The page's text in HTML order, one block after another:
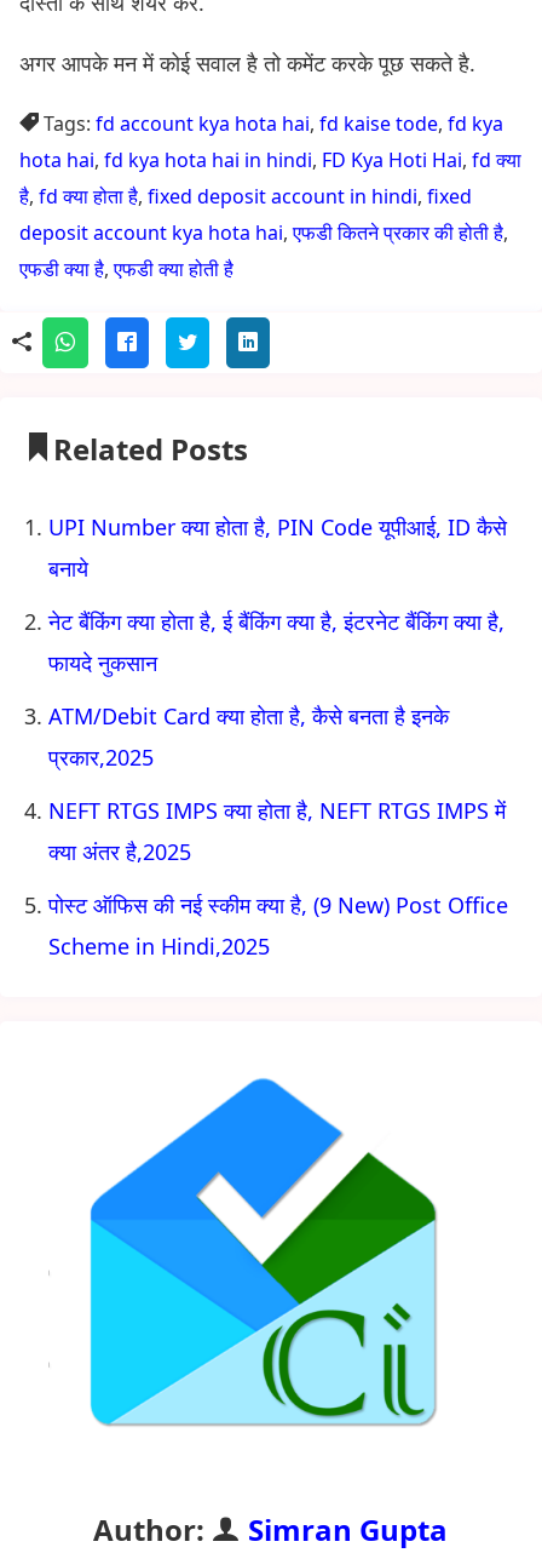
अगर आपके मन में कोई सवाल है तो कमेंट करके पूछ सकते है.
Tags: fd account kya hota hai, fd kaise tode, fd kya
hota hai, fd kya hota hai in hindi, FD Kya Hoti Hai, fd क्या
है, fd क्या होता है, fixed deposit account in hindi, fixed
deposit account kya hota hai,एफडी कितने प्रकार की होती है,
एफडी क्या है,एफडी क्या होती है
Related Posts
UPI Number क्या होता है, PIN Code यूपीआई, ID कैसे
बनाये
नेट बैंकिंग क्या होता है, ई बैंकिंग क्या है, इंटरनेट बैंकिंग क्या है,
फायदे नुकसान
ATM/Debit Card क्या होता है, कैसे बनता है इनके
प्रकार,2025
NEFT RTGS IMPS क्या होता है, NEFT RTGS IMPS में
क्या अंतर है,2025
पोस्ट ऑफिस की नई स्कीम क्या है, (9 New) Post Office
Scheme in Hindi,2025
Author: Simran Gupta